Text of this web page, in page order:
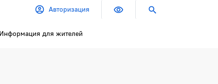
Авторизация
Информация для жителей